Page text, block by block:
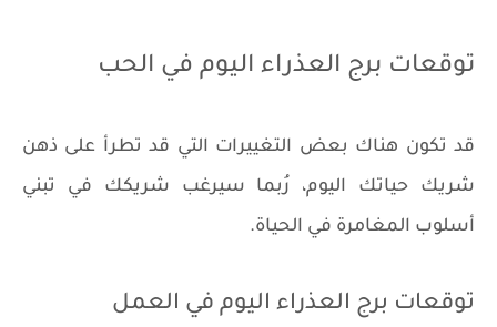
توقعات برج العذراء اليوم في الحب
قد تكون هناك بعض التغييرات التي قد تطرأ على ذهن
شريك حياتك اليوم، رُبما سيرغب شريكك في تبني
أسلوب المغامرة في الحياة.
توقعات برج العذراء اليوم في العمل